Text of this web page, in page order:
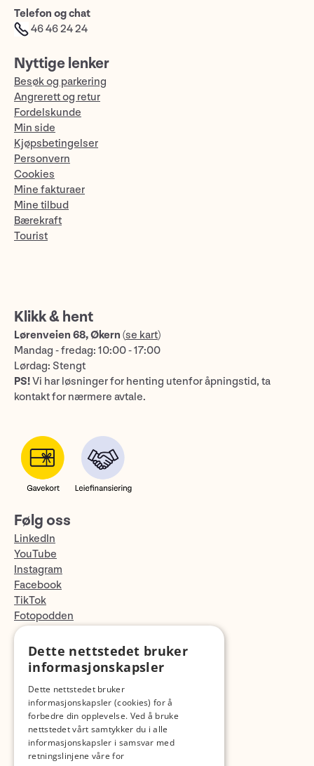
Telefon og chat
46 46 24 24
Nyttige lenker
Besøk og parkering
Angrerett og retur
Fordelskunde
Min side
Kjøpsbetingelser
Personvern
Cookies
Mine fakturaer
Mine tilbud
Bærekraft
Tourist
Klikk & hent
Lørenveien 68, Økern (se kart)
Mandag - fredag: 10:00 - 17:00
Lørdag: Stengt
PS!Vi har løsninger for henting utenfor åpningstid, ta
kontakt for nærmere avtale.
Følg oss
LinkedIn
YouTube
Instagram
Facebook
TikTok
Fotopodden
Med forbehold om skrive- og lagerfeil
Dette nettstedet bruker
informasjonskapsler
Dette nettstedet bruker
informasjonskapsler (cookies) for å
forbedre din opplevelse. Ved å bruke
nettstedet vårt samtykker du i alle
informasjonskapsler i samsvar med
retningslinjene våre for